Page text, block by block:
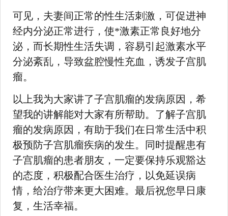
可见，夫妻间正常的性生活刺激，可促进神
经内分泌正常进行，使*激素正常良好地分
泌，而长期性生活失调，容易引起激素水平
分泌紊乱，导致盆腔慢性充血，诱发子宫肌
瘤。
以上我为大家讲了子宫肌瘤的发病原因，希
望我的讲解能对大家有所帮助。了解子宫肌
瘤的发病原因，有助于我们在日常生活中积
极预防子宫肌瘤疾病的发生。同时提醒患有
子宫肌瘤的患者朋友，一定要保持乐观豁达
的态度，积极配合医生治疗，以免延误病
情，给治疗带来更大困难。最后祝您早日康
复，生活幸福。